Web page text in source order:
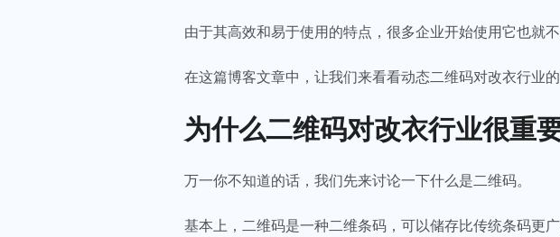
由于其高效和易于使用的特点，很多企业开始使用它也就
在这篇博客文章中，让我们来看看动态二维码对改衣行业
为什么二维码对改衣行业很重
万一你不知道的话，我们先来讨论一下什么是二维码。
基本上，二维码是一种二维条码，可以储存比传统条码更